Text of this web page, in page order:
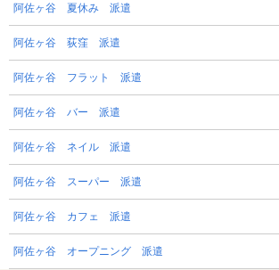
阿佐ヶ谷 夏休み 派遣
阿佐ヶ谷 荻窪 派遣
阿佐ヶ谷 フラット 派遣
阿佐ヶ谷 バー 派遣
阿佐ヶ谷 ネイル 派遣
阿佐ヶ谷 スーパー 派遣
阿佐ヶ谷 カフェ 派遣
阿佐ヶ谷 オープニング 派遣